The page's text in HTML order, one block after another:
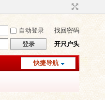
自动登录
找回密码
登录 开只户头
快捷导航